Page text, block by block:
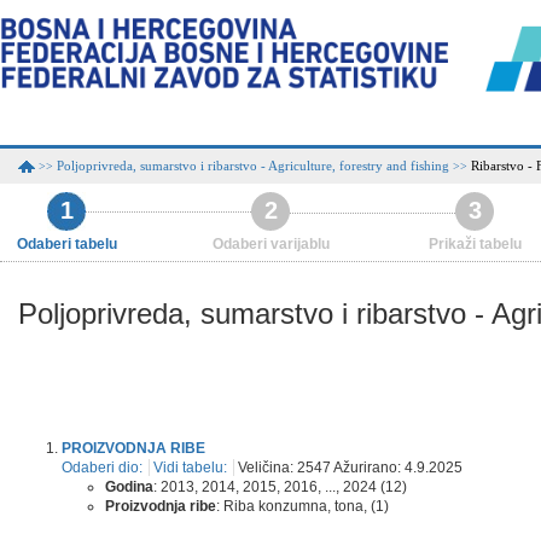
>> Poljoprivreda, sumarstvo i ribarstvo - Agriculture, forestry and fishing >> Ribarstvo -
1
Odaberi tabelu
2
Odaberi varijablu
3
Prikaži tabelu
Poljoprivreda, sumarstvo i ribarstvo -
PROIZVODNJA RIBE
Odaberi dio:
Vidi tabelu:
Veličina: 2547 Ažurirano: 4.9.2025
Godina: 2013, 2014, 2015, 2016, ..., 2024 (12)
Proizvodnja ribe: Riba konzumna, tona, (1)